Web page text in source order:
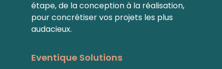
étape, de la conception à la réalisation,
pour concrétiser vos projets les plus
audacieux.
Eventique Solutions